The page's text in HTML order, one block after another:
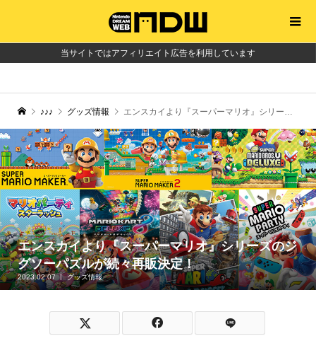
当サイトではアフィリエイト広告を利用しています
♪♪♪ グッズ情報 エンスカイより『スーパーマリオ』シリーズのジグソーパズルが続々再販決定！
エンスカイより『スーパーマリオ』シリーズのジ
グソーパズルが続々再販決定！
2023.02.07 グッズ情報